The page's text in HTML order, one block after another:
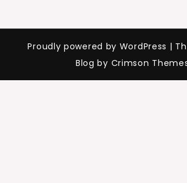
Proudly powered by WordPress |
Blog by Crimson